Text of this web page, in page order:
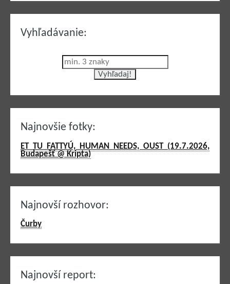
Vyhľadávanie:
Najnovšie fotky:
ET TU FATTYÚ, HUMAN NEEDS, OUST (19.7.2026,
Budapešť @ Kripta)
Najnovší rozhovor:
Čurby
Najnovší report: